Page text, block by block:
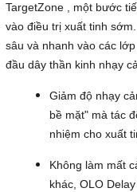
TargetZone , một bước
vào điều trị xuất tinh
sâu và nhanh vào các
đầu dây thần kinh nhạy
Giảm độ nhạy
bề mặt" mà tác
nhiệm cho xuất
Không làm mất
khác, OLO